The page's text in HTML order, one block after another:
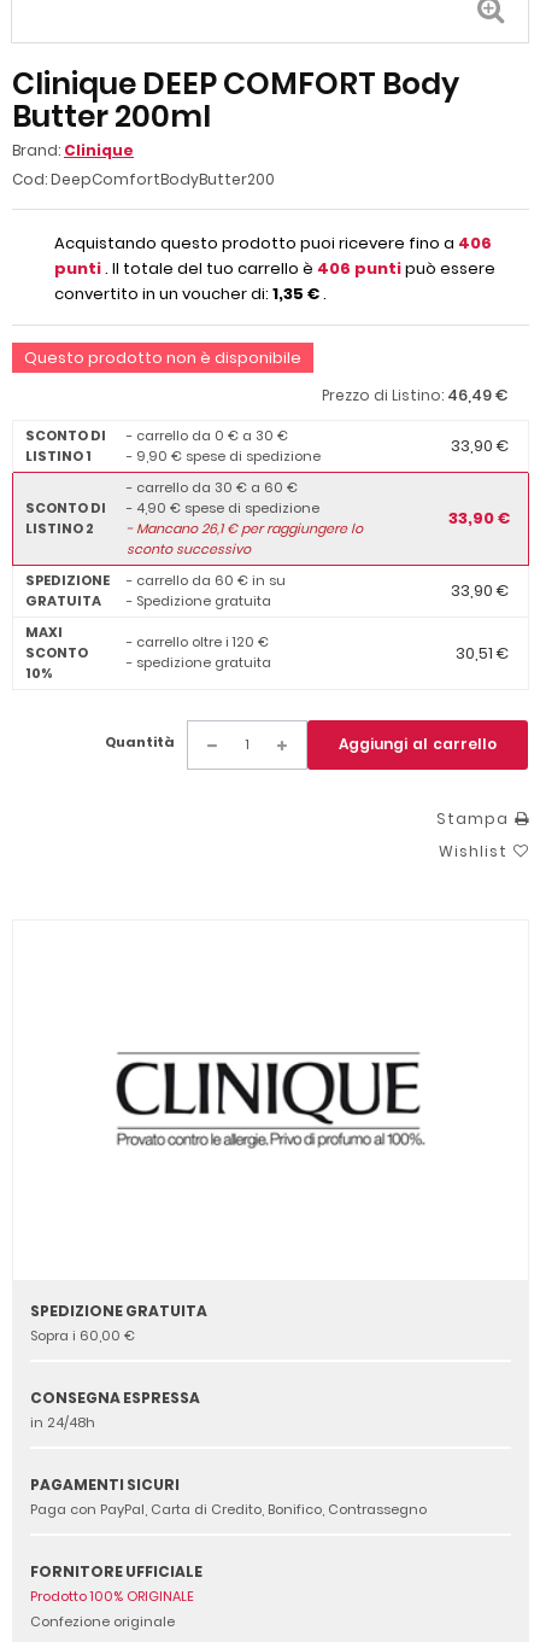
Clinique DEEP COMFORT Body
Butter 200ml
Brand: Clinique
Cod:DeepComfortBodyButter200
Acquistando questo prodotto puoi ricevere fino a 406
punti. Il totale del tuo carrello è 406 puntipuò essere
convertito in un voucher di: 1,35 €.
Questo prodotto non è disponibile
Prezzo di Listino: 46,49 €
SCONTO DI
LISTINO 1
- carrello da 0 € a 30 €
- 9,90 € spese di spedizione
33,90 €
SCONTO DI
LISTINO 2
- carrello da 30 € a 60 €
- 4,90 € spese di spedizione
-Mancano26,1€ per raggiungere lo
sconto successivo
33,90 €
SPEDIZIONE
GRATUITA
- carrello da 60 € in su
- Spedizione gratuita
33,90 €
MAXI
SCONTO
10%
- carrello oltre i 120 €
- spedizione gratuita
30,51 €
Quantità Aggiungi al carrello
Stampa
Wishlist
SPEDIZIONE GRATUITA
Sopra i 60,00 €
CONSEGNA ESPRESSA
in 24/48h
PAGAMENTI SICURI
Paga con PayPal, Carta di Credito, Bonifico, Contrassegno
FORNITORE UFFICIALE
Prodotto 100% ORIGINALE
Confezione originale